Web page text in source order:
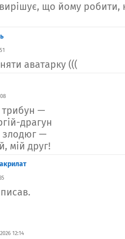
що йому робити,
аватарку (((
трибун —
драгун
злодюг —
мій друг!
12:14